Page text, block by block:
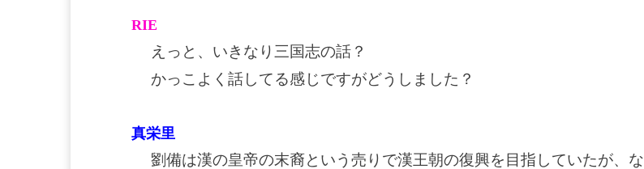
RIE
えっと、いきなり三国志の話？
かっこよく話してる感じですがどうしました？
真栄里
劉備は漢の皇帝の末裔という売りで漢王朝の復興を目指していたが、な